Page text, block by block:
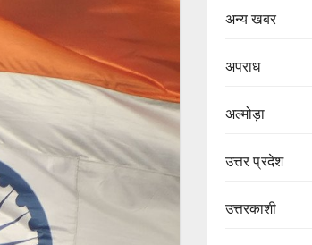
अन्य खबर
अपराध
अल्मोड़ा
उत्तर प्रदेश
उत्तरकाशी